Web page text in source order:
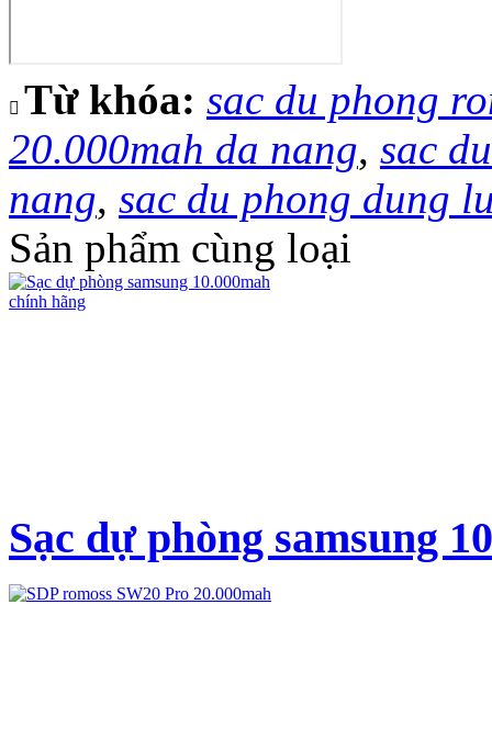
Từ khóa: sac du phong
20.000mah da nang, sac
nang, sac du phong dung
Sản phẩm cùng loại
Sạc dự phòng samsung